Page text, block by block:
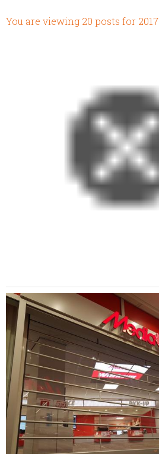
You are viewing 20 posts for 2017